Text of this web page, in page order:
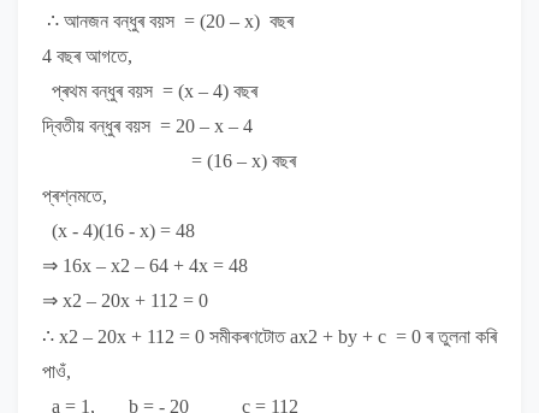
∴ আনজন বন্ধুৰ বয়স = (20 – x) বছৰ
4 বছৰ আগতে,
প্ৰথম বন্ধুৰ বয়স = (x – 4) বছৰ
দ্বিতীয় বন্ধুৰ বয়স = 20 – x – 4
= (16 – x) বছৰ
প্ৰশ্নমতে,
(x - 4)(16 - x) = 48
⇒ 16x – x2 – 64 + 4x = 48
⇒ x2 – 20x + 112 = 0
∴ x2 – 20x + 112 = 0 সমীকৰণটোতax2 + by + c = 0ৰ তুলনা কৰি
পাওঁ,
a = 1, b = - 20 c = 112